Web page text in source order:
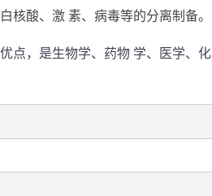
核酸、激 素、病毒等的分离制备。
点，是生物学、药物 学、医学、化